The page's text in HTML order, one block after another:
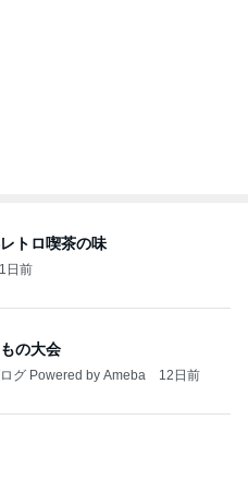
トロ喫茶の味
1日前
の大会
グ Powered by Ameba 12日前